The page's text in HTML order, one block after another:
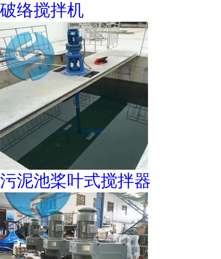
破络搅拌机
污泥池桨叶式搅拌器